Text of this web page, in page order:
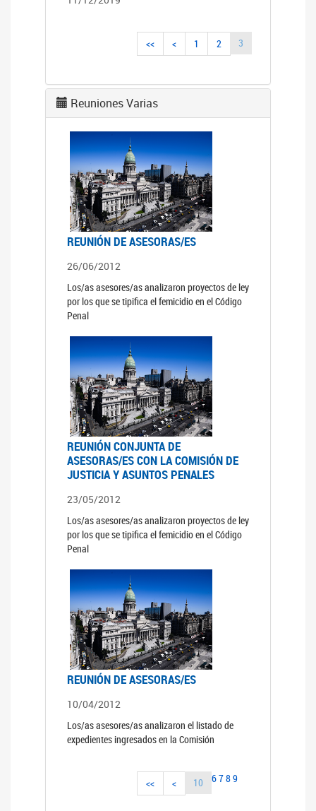
<< < 1 2 3
Reuniones Varias
REUNIÓN DE ASESORAS/ES
26/06/2012
Los/as asesores/as analizaron proyectos de ley
por los que se tipifica el femicidio en el Código
Penal
REUNIÓN CONJUNTA DE
ASESORAS/ES CON LA COMISIÓN DE
JUSTICIA Y ASUNTOS PENALES
23/05/2012
Los/as asesores/as analizaron proyectos de ley
por los que se tipifica el femicidio en el Código
Penal
REUNIÓN DE ASESORAS/ES
10/04/2012
Los/as asesores/as analizaron el listado de
expedientes ingresados en la Comisión
<< < 6789
10